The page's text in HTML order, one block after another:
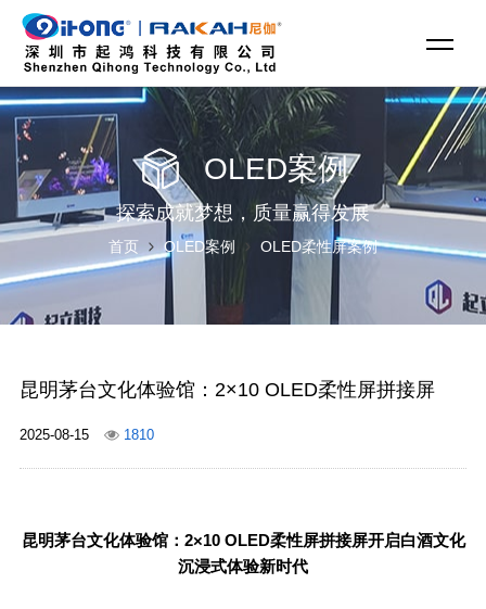
OLED案例
探索成就梦想，质量赢得发展
首页 OLED案例 OLED柔性屏案例
昆明茅台文化体验馆：2×10 OLED柔性屏拼接屏
2025-08-15 1810
昆明茅台文化体验馆： 2×10 OLED柔性屏拼接屏开启白酒文化
沉浸式体验新时代